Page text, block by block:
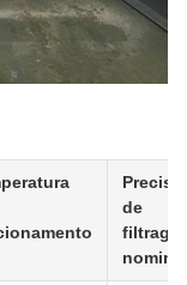
de
nominal